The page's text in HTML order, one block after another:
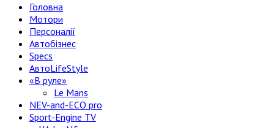
Головна
Мотори
Персоналії
Автобізнес
Specs
АвтоLifeStyle
«В руле»
Le Mans
NEV-and-ECO pro
Sport-Engine TV